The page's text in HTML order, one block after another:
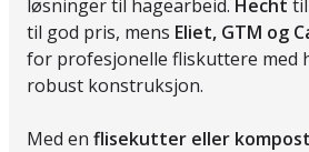
løsninger til hagearbeid. Hecht
til god pris, mens Eliet, GTM og
for profesjonelle fliskuttere med
robust konstruksjon.
Med en flisekutter eller